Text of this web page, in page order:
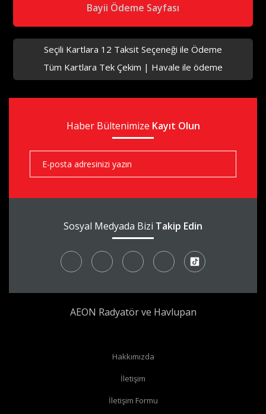
aks
aks
aks
Radyatör borularınız yerden çıkıyor ve radyatörünüzün yan
köşe vanaalabilirsiniz.
Bayii Ödeme Sayfası
Seçili Kartlara 12 Taksit Seçeneği ile Ödeme
Tüm Kartlara Tek Çekim | Havale ile ödeme
Haber Bültenimize Kayıt Olun
Sosyal Medyada Bizi Takip Edin
AEON Radyatör ve Havlupan
Hakkımızda
İletişim
İletişim Formu